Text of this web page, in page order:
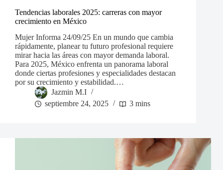
Tendencias laborales 2025: carreras con mayor
crecimiento en México
Mujer Informa 24/09/25 En un mundo que cambia
rápidamente, planear tu futuro profesional requiere
mirar hacia las áreas con mayor demanda laboral.
Para 2025, México enfrenta un panorama laboral
donde ciertas profesiones y especialidades destacan
por su crecimiento y estabilidad.…
Jazmin M.I
septiembre 24, 2025
3 mins